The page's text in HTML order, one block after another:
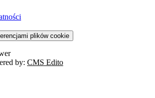
plików cookie
by: CMS Edito